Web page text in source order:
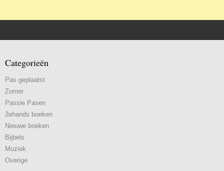
Categorieën
Pas geplaatst
Zomer
Passie Pasen
2ehands boeken
Nieuwe boeken
Bijbels
Muziek
Overige